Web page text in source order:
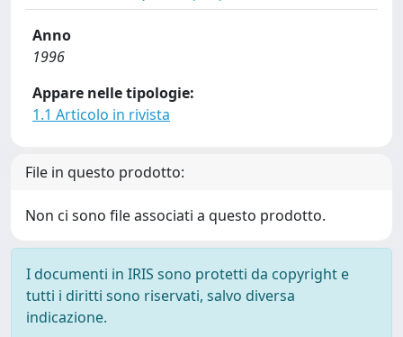
Anno
1996
Appare nelle tipologie:
1.1 Articolo in rivista
File in questo prodotto:
Non ci sono file associati a questo prodotto.
I documenti in IRIS sono protetti da copyright e
tutti i diritti sono riservati, salvo diversa
indicazione.